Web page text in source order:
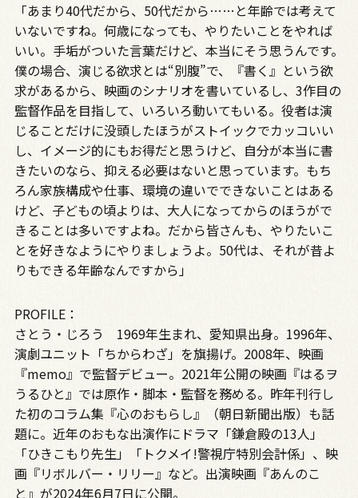
「あまり40代だから、50代だから……と年齢では考えて
いないですね。何歳になっても、やりたいことをやれば
いい。手垢がついた言葉だけど、本当にそう思うんです。
僕の場合、演じる欲求とは“別腹”で、『書く』という欲
求があるから、映画のシナリオを書いているし、3作目の
監督作品を目指して、いろいろ動いてもいる。役者は演
じることだけに没頭したほうがストイックでカッコいい
し、イメージ的にもお得だと思うけど、自分が本当に書
きたいのなら、抑える必要はないと思っています。もち
ろん家族構成や仕事、環境の違いでできないことはある
けど、子どもの頃よりは、大人になってからのほうがで
きることは多いですよね。だから皆さんも、やりたいこ
とを好きなようにやりましょうよ。50代は、それが昔よ
りもできる年齢なんですから」
PROFILE：
さとう・じろう 1969年生まれ、愛知県出身。1996年、
演劇ユニット「ちからわざ」を旗揚げ。2008年、映画
『memo』で監督デビュー。2021年公開の映画『はるヲ
うるひと』では原作・脚本・監督を務める。昨年刊行し
た初のコラム集『心のおもらし』（朝日新聞出版）も話
題に。近年のおもな出演作にドラマ「鎌倉殿の13人」
「ひきこもり先生」「トクメイ!警視庁特別会計係」、映
画『リボルバー・リリー』など。出演映画『あんのこ
と』が2024年6月7日に公開。